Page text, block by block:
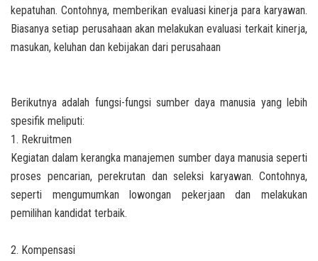
kepatuhan. Contohnya, memberikan evaluasi kinerja para karyawan.
Biasanya setiap perusahaan akan melakukan evaluasi terkait kinerja,
masukan, keluhan dan kebijakan dari perusahaan
Berikutnya adalah fungsi-fungsi sumber daya manusia yang lebih
spesifik meliputi:
1. Rekruitmen
Kegiatan dalam kerangka manajemen sumber daya manusia seperti
proses pencarian, perekrutan dan seleksi karyawan. Contohnya,
seperti mengumumkan lowongan pekerjaan dan melakukan
pemilihan kandidat terbaik.
2. Kompensasi